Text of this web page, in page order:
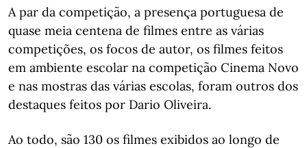
A par da competição, a presença portuguesa de
quase meia centena de filmes entre as várias
competições, os focos de autor, os filmes feitos
em ambiente escolar na competição Cinema Novo
e nas mostras das várias escolas, foram outros dos
destaques feitos por Dario Oliveira.
Ao todo, são 130 os filmes exibidos ao longo de